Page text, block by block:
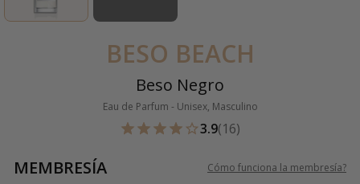
BESO BEACH
Beso Negro
Eau de Parfum - Unisex, Masculino
3.9(16)
MEMBRESÍA Cómo funciona la membresía?